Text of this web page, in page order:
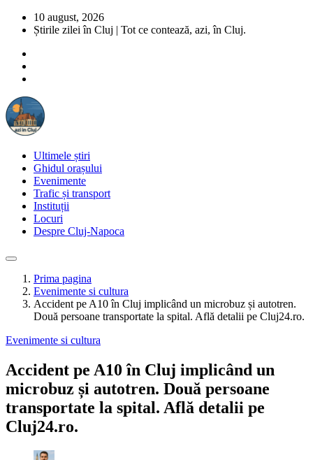
10 august, 2026
Știrile zilei în Cluj | Tot ce contează, azi, în Cluj.
Ultimele știri
Ghidul orașului
Evenimente
Trafic și transport
Instituții
Locuri
Despre Cluj-Napoca
Prima pagina
Evenimente si cultura
Accident pe A10 în Cluj implicând un microbuz și autotren.
Două persoane transportate la spital. Află detalii pe Cluj24.ro.
Evenimente si cultura
Accident pe A10 în Cluj implicând un
microbuz și autotren. Două persoane
transportate la spital. Află detalii pe
Cluj24.ro.